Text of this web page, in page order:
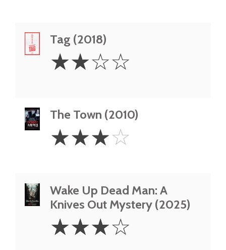
Tag (2018)
Stars
☆☆☆☆
The Town (2010)
Stars
☆☆☆☆
Wake Up Dead Man: A
Knives Out Mystery (2025)
Stars
☆☆☆☆